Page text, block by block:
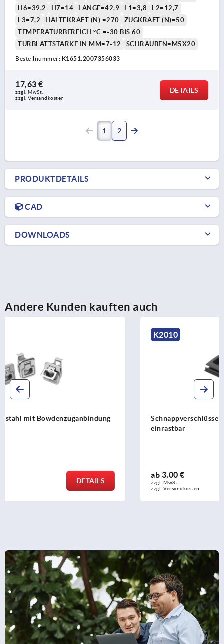
H6=39,2
H7=14 LÄNGE=42,9 L1=3,8
L2=12,7
L3=7,2
HALTEKRAFT (N) =270
ZUGKRAFT (N)=50
TEMPERATURBEREICH °C =-30 BIS 60
TÜRBLATTSTÄRKE IN MM=7-12
SCHRAUBEN=M5X20
Bestellnummer: K1651.2007356033
17,63 €
zzgl. MwSt.
zzgl. Versandkosten
DETAILS
1 2
PRODUKTDETAILS
CAD
DOWNLOADS
Andere Kunden kauften auch
Schnappverschlüsse Kunststoff mit Griffmulde,
DETAILS